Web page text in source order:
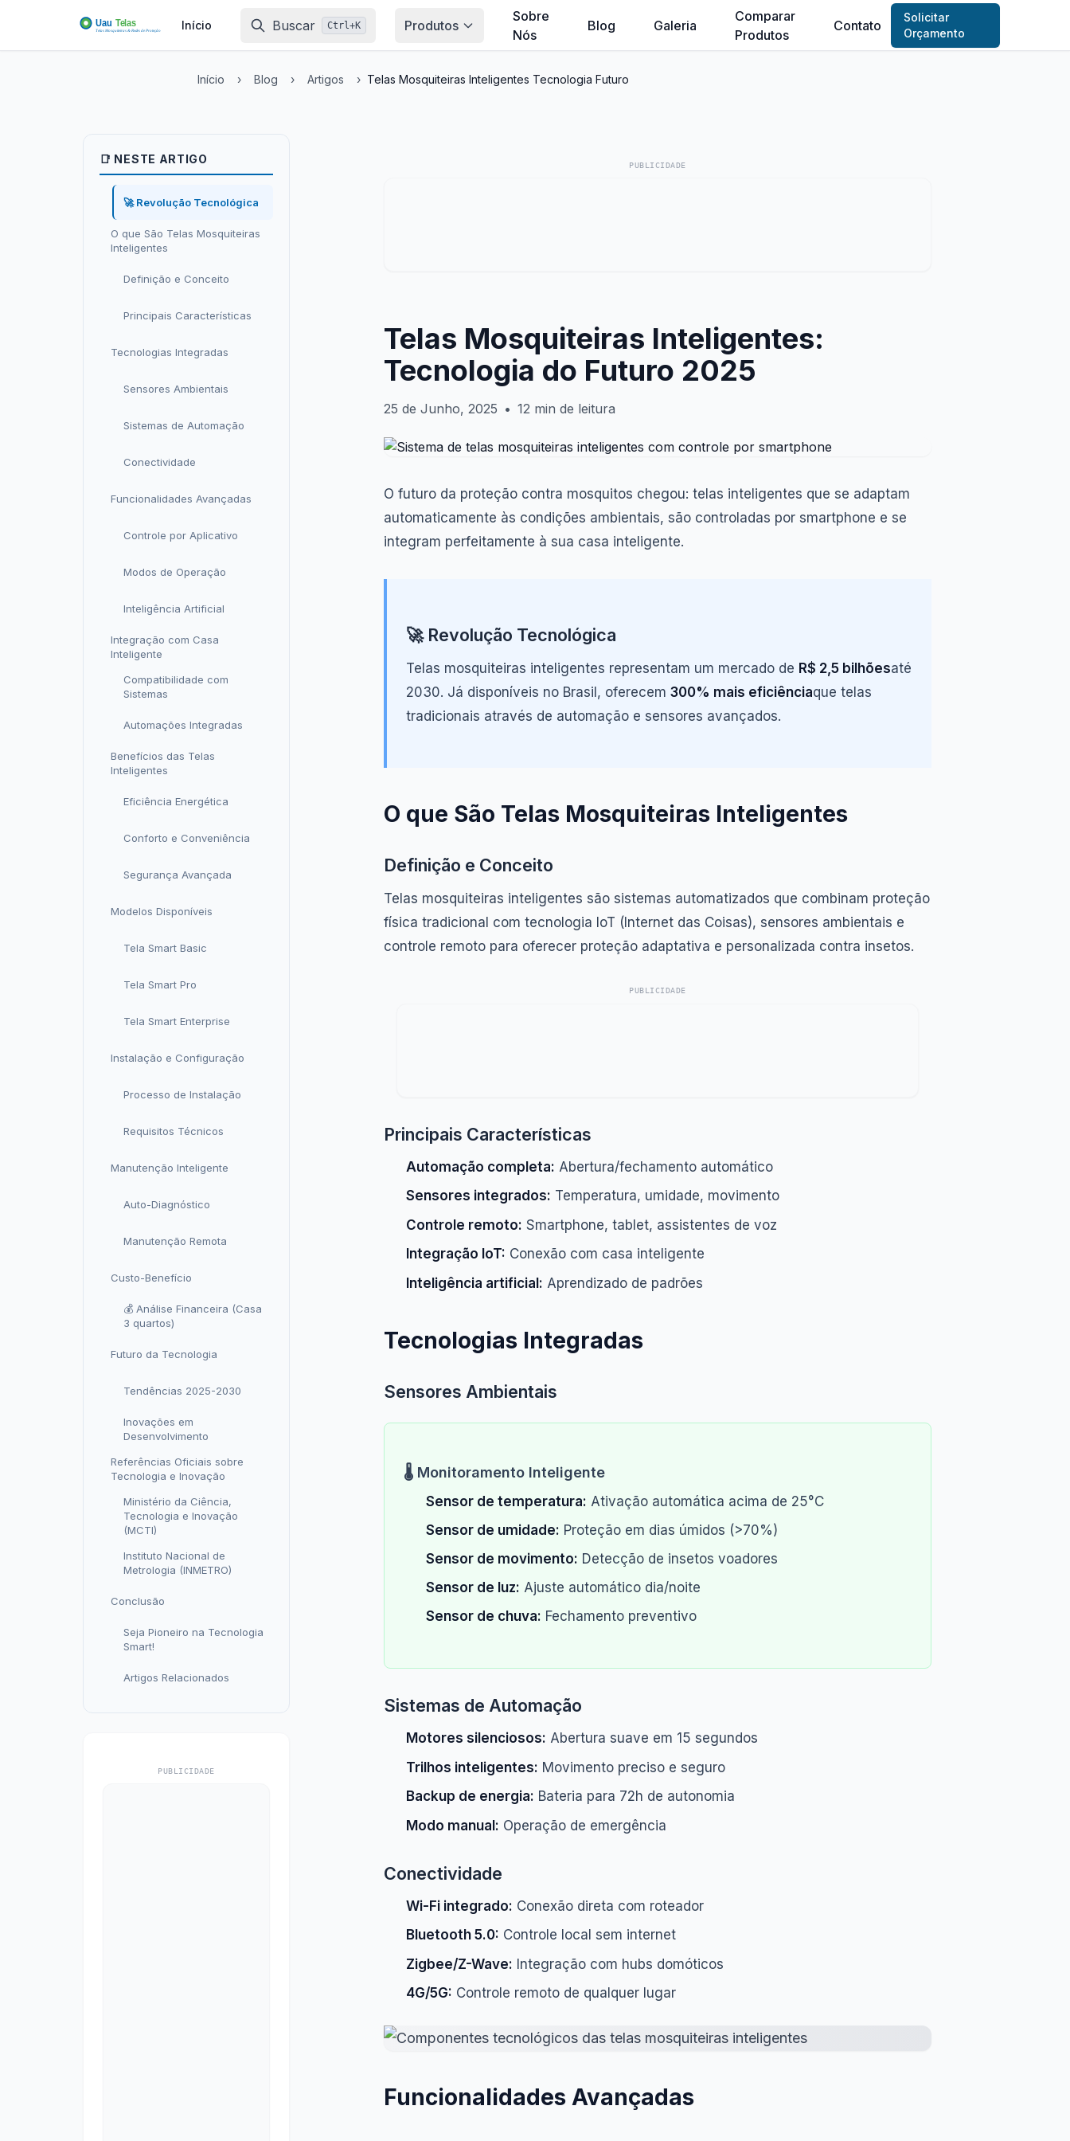
Início
Buscar Ctrl+K Produtos
Sobre
Nós
Blog Galeria
Comparar
Produtos
Contato
Solicitar
Orçamento
Início › Blog › Artigos › Telas Mosquiteiras Inteligentes Tecnologia Futuro
📑 NESTE ARTIGO
🚀 Revolução Tecnológica
O que São Telas Mosquiteiras
Inteligentes
Definição e Conceito
Principais Características
Tecnologias Integradas
Sensores Ambientais
Sistemas de Automação
Conectividade
Funcionalidades Avançadas
Controle por Aplicativo
Modos de Operação
Inteligência Artificial
Integração com Casa
Inteligente
Compatibilidade com
Sistemas
Automações Integradas
Benefícios das Telas
Inteligentes
Eficiência Energética
Conforto e Conveniência
Segurança Avançada
Modelos Disponíveis
Tela Smart Basic
Tela Smart Pro
Tela Smart Enterprise
Instalação e Configuração
Processo de Instalação
Requisitos Técnicos
Manutenção Inteligente
Auto-Diagnóstico
Manutenção Remota
Custo-Benefício
💰 Análise Financeira (Casa
3 quartos)
Futuro da Tecnologia
Tendências 2025-2030
Inovações em
Desenvolvimento
Referências Oficiais sobre
Tecnologia e Inovação
Ministério da Ciência,
Tecnologia e Inovação
(MCTI)
Instituto Nacional de
Metrologia (INMETRO)
Conclusão
Seja Pioneiro na Tecnologia
Smart!
Artigos Relacionados
PUBLICIDADE
PUBLICIDADE
Telas Mosquiteiras Inteligentes:
Tecnologia do Futuro 2025
25 de Junho, 2025 • 12 min de leitura
O futuro da proteção contra mosquitos chegou: telas inteligentes que se adaptam
automaticamente às condições ambientais, são controladas por smartphone e se
integram perfeitamente à sua casa inteligente.
🚀 Revolução Tecnológica
Telas mosquiteiras inteligentes representam um mercado de R$ 2,5 bilhõesaté
2030. Já disponíveis no Brasil, oferecem 300% mais eficiênciaque telas
tradicionais através de automação e sensores avançados.
O que São Telas Mosquiteiras Inteligentes
Definição e Conceito
Telas mosquiteiras inteligentes são sistemas automatizados que combinam proteção
física tradicional com tecnologia IoT (Internet das Coisas), sensores ambientais e
controle remoto para oferecer proteção adaptativa e personalizada contra insetos.
PUBLICIDADE
Principais Características
Automação completa: Abertura/fechamento automático
Sensores integrados: Temperatura, umidade, movimento
Controle remoto: Smartphone, tablet, assistentes de voz
Integração IoT: Conexão com casa inteligente
Inteligência artificial: Aprendizado de padrões
Tecnologias Integradas
Sensores Ambientais
🌡️ Monitoramento Inteligente
Sensor de temperatura: Ativação automática acima de 25°C
Sensor de umidade: Proteção em dias úmidos (>70%)
Sensor de movimento: Detecção de insetos voadores
Sensor de luz: Ajuste automático dia/noite
Sensor de chuva: Fechamento preventivo
Sistemas de Automação
Motores silenciosos: Abertura suave em 15 segundos
Trilhos inteligentes: Movimento preciso e seguro
Backup de energia: Bateria para 72h de autonomia
Modo manual: Operação de emergência
Conectividade
Wi-Fi integrado: Conexão direta com roteador
Bluetooth 5.0: Controle local sem internet
Zigbee/Z-Wave: Integração com hubs domóticos
4G/5G: Controle remoto de qualquer lugar
Funcionalidades Avançadas